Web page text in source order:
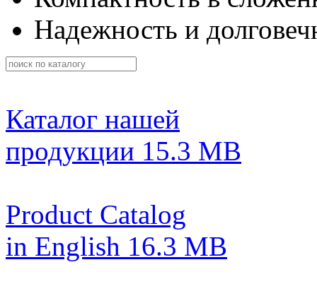
Надежность и
Каталог нашей
продукции 15.3 MB
Product Catalog
in English 16.3 MB